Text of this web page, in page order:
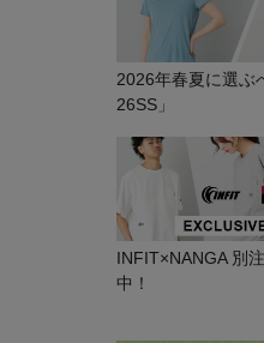
2026年春夏に選ぶ
26SS」
INFIT×NANGA 別
中！